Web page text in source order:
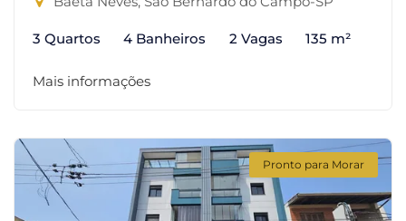
3 Quartos 4 Banheiros 2 Vagas 135 m²
Mais informações
Pronto para Morar